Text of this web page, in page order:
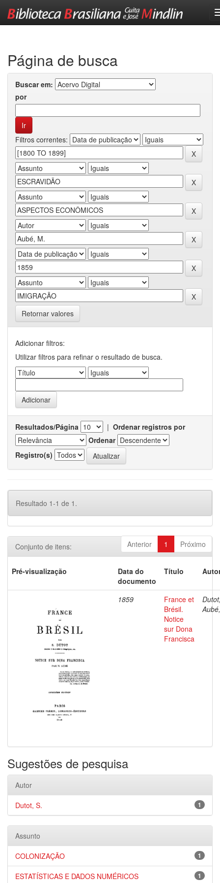
Página de busca
Buscar em:
por
Filtros correntes:
Retornar valores
Adicionar filtros:
Utilizar filtros para refinar o resultado de busca.
Resultados/Página | Ordenar registros por
Ordenar
Registro(s)
Resultado 1-1 de 1.
Anterior 1 Próximo
Conjunto de itens:
Pré-visualização
Data do
documento
Título
1859
France et
Brésil.
Notice
sur Dona
Francisca
Sugestões de pesquisa
Autor
1
Dutot, S.
Assunto
1
COLONIZAÇÃO
1
ESTATÍSTICAS E DADOS NUMÉRICOS